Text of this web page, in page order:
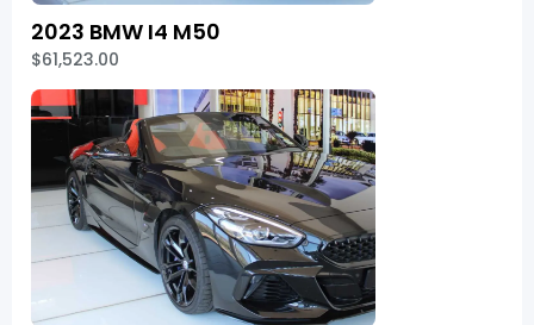
2023 BMW I4 M50
$61,523.00